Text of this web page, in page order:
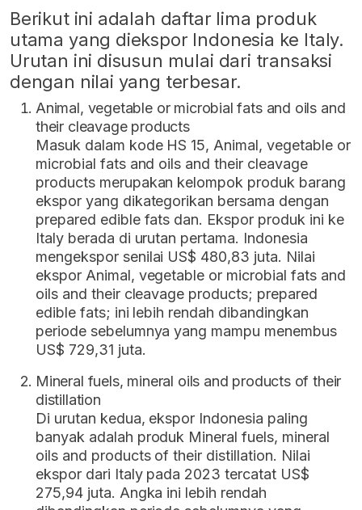
Berikut ini adalah daftar lima produk
utama yang diekspor Indonesia ke Italy.
Urutan ini disusun mulai dari transaksi
dengan nilai yang terbesar.
Animal, vegetable or microbial fats and oils and
their cleavage products
Masuk dalam kode HS 15, Animal, vegetable or
microbial fats and oils and their cleavage
products merupakan kelompok produk barang
ekspor yang dikategorikan bersama dengan
prepared edible fats dan. Ekspor produk ini ke
Italy berada di urutan pertama. Indonesia
mengekspor senilai US$ 480,83 juta. Nilai
ekspor Animal, vegetable or microbial fats and
oils and their cleavage products; prepared
edible fats; ini lebih rendah dibandingkan
periode sebelumnya yang mampu menembus
US$ 729,31 juta.
Mineral fuels, mineral oils and products of their
distillation
Di urutan kedua, ekspor Indonesia paling
banyak adalah produk Mineral fuels, mineral
oils and products of their distillation. Nilai
ekspor dari Italy pada 2023 tercatat US$
275,94 juta. Angka ini lebih rendah